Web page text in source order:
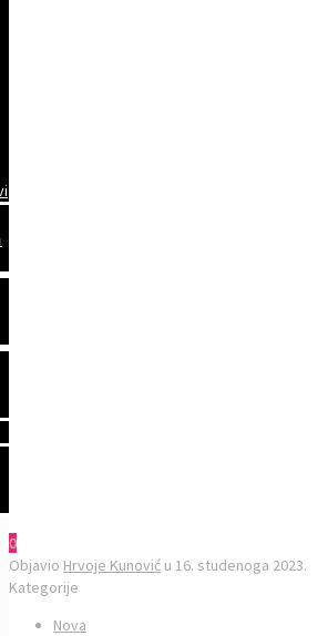
0
0
Objavio Hrvoje Kunović u 16. studenoga 2023.
Kategorije
Nova